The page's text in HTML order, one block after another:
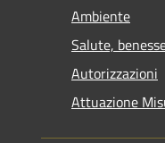
Ambiente
Salute,
Autorizzazioni
Attuazione